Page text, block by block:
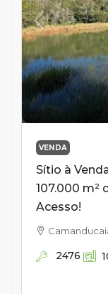
VENDA
Sítio à
107.000 m²
Acesso!
2476